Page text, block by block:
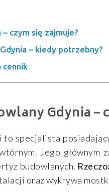
czym się zajmuje?
– kiedy potrzebny?
cennik
Gdynia –
to specjalista
Jego
budowlanych.
oraz wykrywa